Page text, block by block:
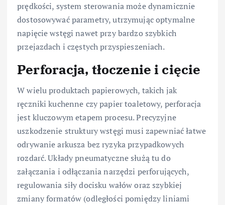
prędkości, system sterowania może dynamicznie
dostosowywać parametry, utrzymując optymalne
napięcie wstęgi nawet przy bardzo szybkich
przejazdach i częstych przyspieszeniach.
Perforacja, tłoczenie i cięcie
W wielu produktach papierowych, takich jak
ręczniki kuchenne czy papier toaletowy, perforacja
jest kluczowym etapem procesu. Precyzyjne
uszkodzenie struktury wstęgi musi zapewniać łatwe
odrywanie arkusza bez ryzyka przypadkowych
rozdarć. Układy pneumatyczne służą tu do
załączania i odłączania narzędzi perforujących,
regulowania siły docisku wałów oraz szybkiej
zmiany formatów (odległości pomiędzy liniami